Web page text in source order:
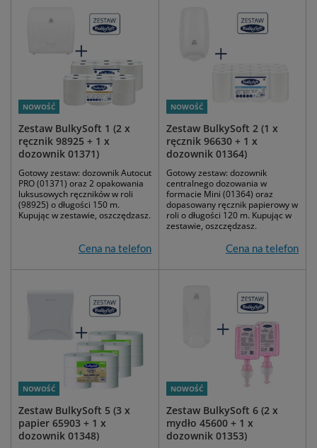
NOWOŚĆ
Zestaw BulkySoft 1 (2 x
ręcznik 98925 + 1 x
dozownik 01371)
Gotowy zestaw: dozownik Autocut
PRO (01371) oraz 2 opakowania
luksusowych ręczników w roli
(98925) o długości 150 m.
Kupując w zestawie, oszczędzasz.
Cena na telefon
NOWOŚĆ
Zestaw BulkySoft 2 (1 x
ręcznik 96630 + 1 x
dozownik 01364)
Gotowy zestaw: dozownik
centralnego dozowania w
formacie Mini (01364) oraz
dopasowany ręcznik papierowy w
roli o długości 120 m. Kupując w
zestawie, oszczędzasz.
Cena na telefon
NOWOŚĆ
Zestaw BulkySoft 5 (3 x
papier 65903 + 1 x
dozownik 01348)
NOWOŚĆ
Zestaw BulkySoft 6 (2 x
mydło 45600 + 1 x
dozownik 01353)